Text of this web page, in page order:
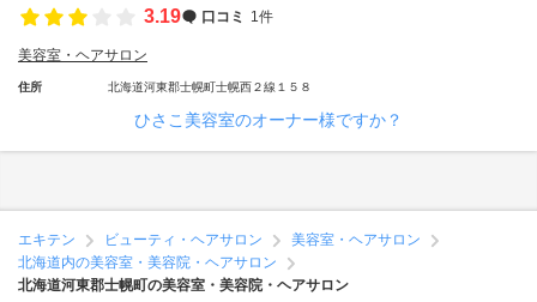
3.19
口コミ 1件
美容室・ヘアサロン
住所 北海道河東郡士幌町士幌西２線１５８
ひさこ美容室のオーナー様ですか？
エキテン ビューティ・ヘアサロン
美容室・ヘアサロン
北海道内の美容室・美容院・ヘアサロン
北海道河東郡士幌町の美容室・美容院・ヘアサロン